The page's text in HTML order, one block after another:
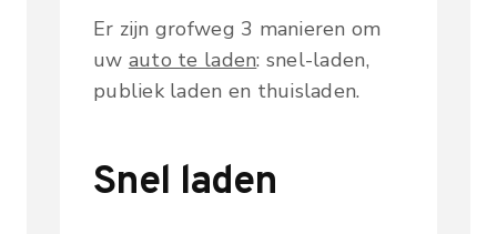
Er zijn grofweg 3 manieren om
uw auto te laden: snel-laden,
publiek laden en thuisladen.
Snel laden